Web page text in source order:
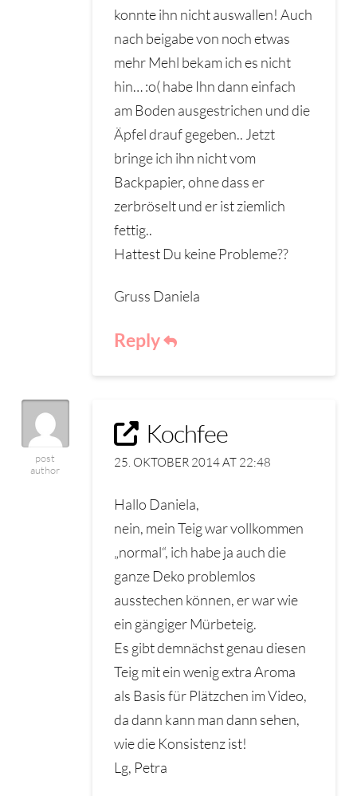
konnte ihn nicht auswallen! Auch
nach beigabe von noch etwas
mehr Mehl bekam ich es nicht
hin… :o( habe Ihn dann einfach
am Boden ausgestrichen und die
Äpfel drauf gegeben.. Jetzt
bringe ich ihn nicht vom
Backpapier, ohne dass er
zerbröselt und er ist ziemlich
fettig..
Hattest Du keine Probleme??
Gruss Daniela
Reply
post
author
Kochfee
25. OKTOBER 2014 AT 22:48
Hallo Daniela,
nein, mein Teig war vollkommen
„normal“, ich habe ja auch die
ganze Deko problemlos
ausstechen können, er war wie
ein gängiger Mürbeteig.
Es gibt demnächst genau diesen
Teig mit ein wenig extra Aroma
als Basis für Plätzchen im Video,
da dann kann man dann sehen,
wie die Konsistenz ist!
Lg, Petra